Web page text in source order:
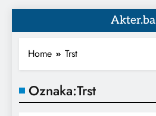
Akter.ba
Home Trst
Oznaka:Trst